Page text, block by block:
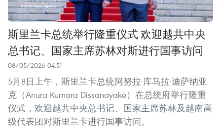
斯里兰卡总统举行隆重仪式 欢迎越共中央
总书记、国家主席苏林对斯进行国事访问
08/05/2026 04:51
5月8日上午，斯里兰卡总统阿努拉·库马拉·迪萨纳亚
克（Anura Kumara Dissanayake）在总统府举行隆重
仪式，欢迎越共中央总书记、国家主席苏林及越南高
级代表团对斯里兰卡进行国事访问。